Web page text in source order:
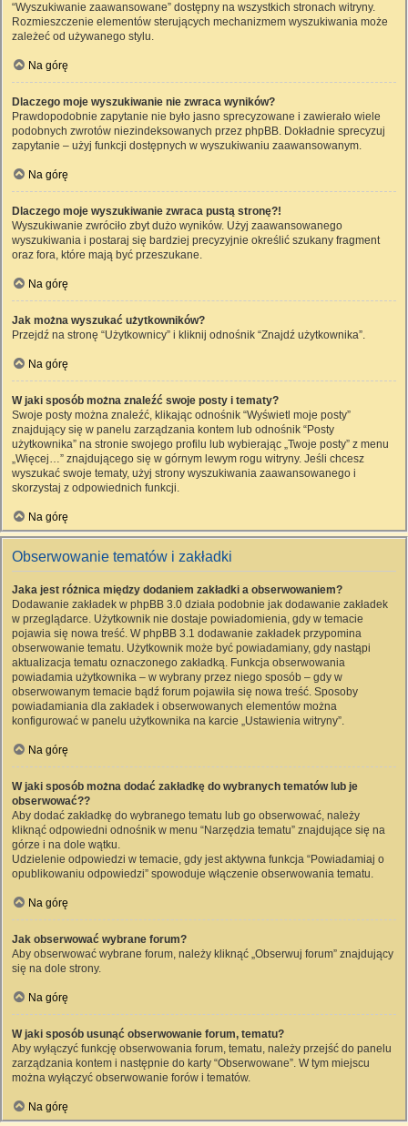
“Wyszukiwanie zaawansowane” dostępny na wszystkich stronach witryny.
Rozmieszczenie elementów sterujących mechanizmem wyszukiwania może
zależeć od używanego stylu.
Na górę
Dlaczego moje wyszukiwanie nie zwraca wyników?
Prawdopodobnie zapytanie nie było jasno sprecyzowane i zawierało wiele
podobnych zwrotów niezindeksowanych przez phpBB. Dokładnie sprecyzuj
zapytanie – użyj funkcji dostępnych w wyszukiwaniu zaawansowanym.
Na górę
Dlaczego moje wyszukiwanie zwraca pustą stronę?!
Wyszukiwanie zwróciło zbyt dużo wyników. Użyj zaawansowanego
wyszukiwania i postaraj się bardziej precyzyjnie określić szukany fragment
oraz fora, które mają być przeszukane.
Na górę
Jak można wyszukać użytkowników?
Przejdź na stronę “Użytkownicy” i kliknij odnośnik “Znajdź użytkownika”.
Na górę
W jaki sposób można znaleźć swoje posty i tematy?
Swoje posty można znaleźć, klikając odnośnik “Wyświetl moje posty”
znajdujący się w panelu zarządzania kontem lub odnośnik “Posty
użytkownika” na stronie swojego profilu lub wybierając „Twoje posty” z menu
„Więcej…” znajdującego się w górnym lewym rogu witryny. Jeśli chcesz
wyszukać swoje tematy, użyj strony wyszukiwania zaawansowanego i
skorzystaj z odpowiednich funkcji.
Na górę
Obserwowanie tematów i zakładki
Jaka jest różnica między dodaniem zakładki a obserwowaniem?
Dodawanie zakładek w phpBB 3.0 działa podobnie jak dodawanie zakładek
w przeglądarce. Użytkownik nie dostaje powiadomienia, gdy w temacie
pojawia się nowa treść. W phpBB 3.1 dodawanie zakładek przypomina
obserwowanie tematu. Użytkownik może być powiadamiany, gdy nastąpi
aktualizacja tematu oznaczonego zakładką. Funkcja obserwowania
powiadamia użytkownika – w wybrany przez niego sposób – gdy w
obserwowanym temacie bądź forum pojawiła się nowa treść. Sposoby
powiadamiania dla zakładek i obserwowanych elementów można
konfigurować w panelu użytkownika na karcie „Ustawienia witryny”.
Na górę
W jaki sposób można dodać zakładkę do wybranych tematów lub je
obserwować??
Aby dodać zakładkę do wybranego tematu lub go obserwować, należy
kliknąć odpowiedni odnośnik w menu “Narzędzia tematu” znajdujące się na
górze i na dole wątku.
Udzielenie odpowiedzi w temacie, gdy jest aktywna funkcja “Powiadamiaj o
opublikowaniu odpowiedzi” spowoduje włączenie obserwowania tematu.
Na górę
Jak obserwować wybrane forum?
Aby obserwować wybrane forum, należy kliknąć „Obserwuj forum” znajdujący
się na dole strony.
Na górę
W jaki sposób usunąć obserwowanie forum, tematu?
Aby wyłączyć funkcję obserwowania forum, tematu, należy przejść do panelu
zarządzania kontem i następnie do karty “Obserwowane”. W tym miejscu
można wyłączyć obserwowanie forów i tematów.
Na górę